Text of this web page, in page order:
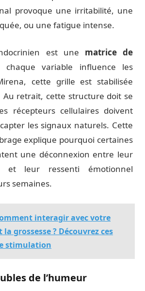
provoque une irritabilité, une
ou une fatigue intense.
est une matrice de
chaque variable influence les
cette grille est stabilisée
retrait, cette structure doit se
récepteurs cellulaires doivent
les signaux naturels. Cette
explique pourquoi certaines
une déconnexion entre leur
et leur ressenti émotionnel
semaines.
interagir avec votre
grossesse ? Découvrez ces
stimulation
de l’humeur